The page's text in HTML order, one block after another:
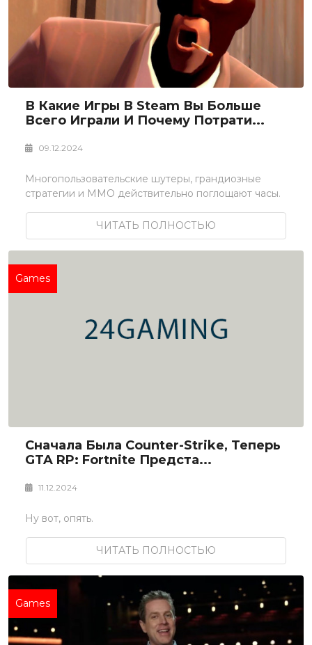
В Какие Игры В Steam Вы Больше
Всего Играли И Почему Потрати...
09.12.2024
Многопользовательские шутеры, грандиозные
стратегии и MMO действительно поглощают часы.
ЧИТАТЬ ПОЛНОСТЬЮ
Games
Сначала Была Counter-Strike, Теперь
GTA RP: Fortnite Предста...
11.12.2024
Ну вот, опять.
ЧИТАТЬ ПОЛНОСТЬЮ
Games